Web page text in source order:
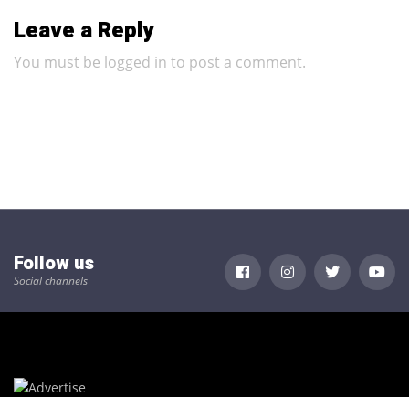
Leave a Reply
You must be logged in to post a comment.
Follow us
Social channels